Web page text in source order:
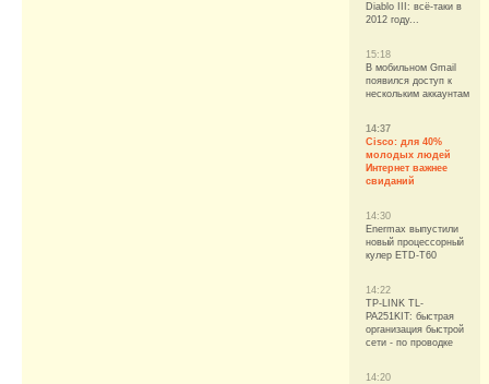
Diablo III: всё-таки в
2012 году...
15:18
В мобильном Gmail
появился доступ к
нескольким аккаунтам
14:37
Cisco: для 40%
молодых людей
Интернет важнее
свиданий
14:30
Enermax выпустили
новый процессорный
кулер ETD-T60
14:22
TP-LINK TL-
PA251KIT: быстрая
организация быстрой
сети - по проводке
14:20